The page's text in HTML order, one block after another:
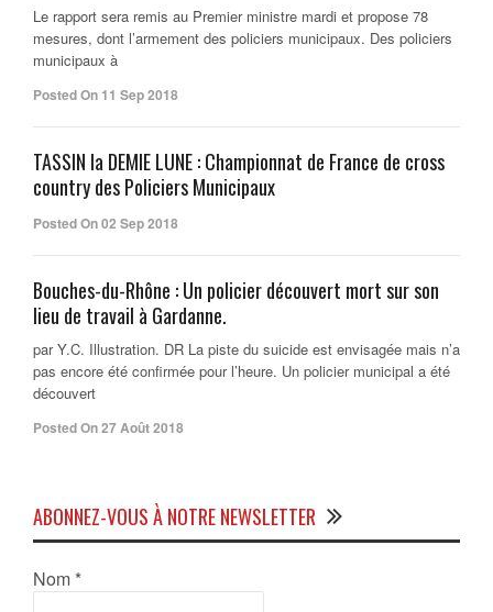
Le rapport sera remis au Premier ministre mardi et propose 78
mesures, dont l’armement des policiers municipaux. Des policiers
municipaux à
Posted On 11 Sep 2018
TASSIN la DEMIE LUNE : Championnat de France de cross
country des Policiers Municipaux
Posted On 02 Sep 2018
Bouches-du-Rhône : Un policier découvert mort sur son
lieu de travail à Gardanne.
par Y.C. Illustration. DR La piste du suicide est envisagée mais n’a
pas encore été confirmée pour l’heure. Un policier municipal a été
découvert
Posted On 27 Août 2018
ABONNEZ-VOUS À NOTRE NEWSLETTER
Nom *